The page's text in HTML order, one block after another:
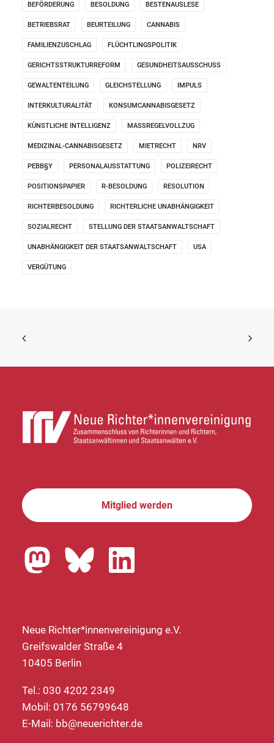
BEFÖRDERUNG BESOLDUNG BESTENAUSLESE
BETRIEBSRAT BEURTEILUNG CANNABIS
FAMILIENZUSCHLAG FLÜCHTLINGSPOLITIK
GERICHTSSTRUKTURREFORM GESUNDHEITSAUSSCHUSS
GEWALTENTEILUNG GLEICHSTELLUNG IMPULS
INTERKULTURALITÄT KONSUMCANNABISGESETZ
KÜNSTLICHE INTELLIGENZ MASSREGELVOLLZUG
MEDIZINAL-CANNABISGESETZ MIETRECHT NRV
PEBB§Y PERSONALAUSSTATTUNG POLIZEIRECHT
POSITIONSPAPIER R-BESOLDUNG RESOLUTION
RICHTERBESOLDUNG RICHTERLICHE UNABHÄNGIGKEIT
SOZIALRECHT STELLUNG DER STAATSANWALTSCHAFT
UNABHÄNGIGKEIT DER STAATSANWALTSCHAFT USA
VERGÜTUNG
Mitglied werden
Neue Richter*innenvereinigung e.V.
Greifswalder Straße 4
10405 Berlin
Tel.: 030 4202 2349
Mobil: 0176 56799648
E-Mail: bb@neuerichter.de